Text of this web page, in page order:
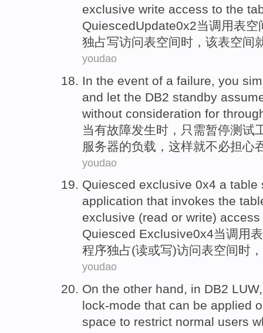
exclusive write access to the
QuiescedUpdate0x2当调用表空
独占写访问表空间时， 该表空间
youdao
In the event of a failure you
and let the DB2 standby
without consideration for
当有故障发生时， 只需暂停测试
服务器的负载 ，这样就不必担心
youdao
Quiesced exclusive 0x4 a table
application that invokes the
exclusive (read or write) access
Quiesced Exclusive0x4当调用表
程序独占(读或写)访问表空间时
youdao
On the other hand, in DB2 LUW
lock-mode that can be applied
space to restrict normal users